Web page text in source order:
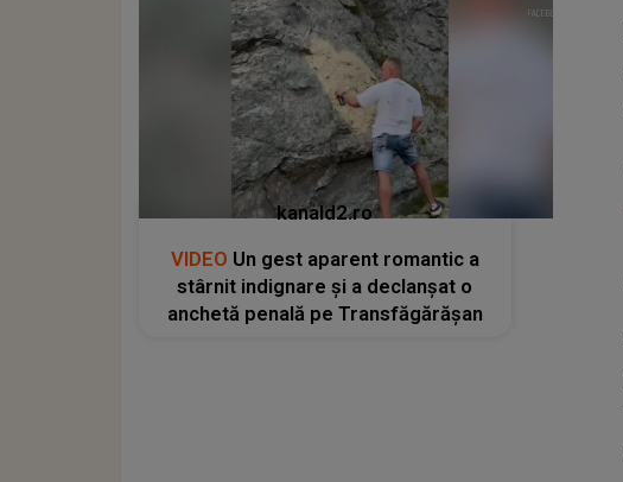
kanald2.ro
VIDEO Un gest aparent romantic a
stârnit indignare și a declanșat o
anchetă penală pe Transfăgărășan